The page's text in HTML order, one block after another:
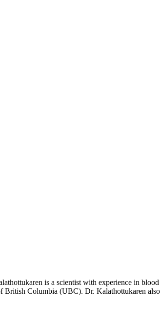
is a scientist with experience in
Columbia (UBC). Dr. Kalathottukaren also